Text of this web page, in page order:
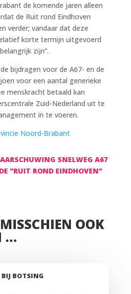
de komende jaren alleen
de Ruit rond Eindhoven
verder; vandaar dat deze
korte termijn uitgevoerd
zijn”.
bijdragen voor de A67- en de
voor een aantal generieke
menskracht betaald kan
Zuid-Nederland uit te
in te voeren.
Noord-Brabant
SNELWEG A67
"RUIT ROND EINDHOVEN"
OOK
…
BOTSING